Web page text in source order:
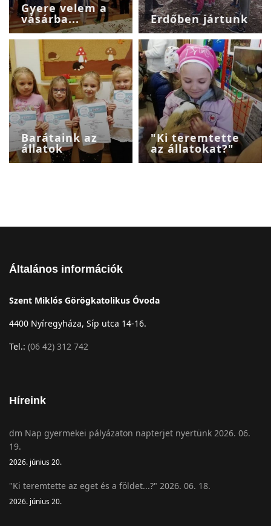
Gyere velem a
vásárba... Erdőben jártunk
Barátaink az
állatok
"Ki teremtette
az állatokat?"
Általános információk
Szent Miklós Görögkatolikus Óvoda
4400 Nyíregyháza, Síp utca 14-16.
Tel.: (06 42) 312 742
Híreink
dm Nap gyermekei pályázaton napterjet nyertünk 2026. 06.
19.
2026. június 20.
"Ki teremtette az eget és a földet...?" 2026. 06. 18.
2026. június 20.